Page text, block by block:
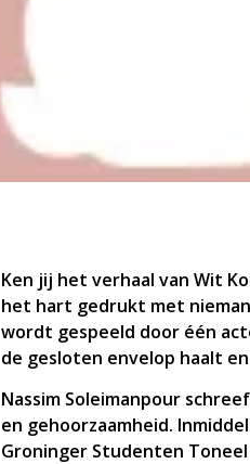
Ken jij het verhaal van Wit
het hart gedrukt met
wordt gespeeld door één
de gesloten envelop haalt
Nassim Soleimanpour
en gehoorzaamheid.
Groninger Studenten